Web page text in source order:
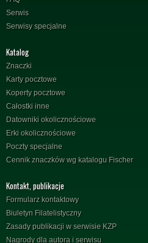
Serwis
Serwisy specjalne
Katalog
Znaczki
Karty pocztowe
Koperty pocztowe
Całostki inne
Datowniki okolicznościowe
Erki okolicznościowe
Poczty specjalne
Cennik znaczków wg katalogu Fischer
Kontakt, publikacje
Formularz kontaktowy
Biuletyn Filatelistyczny
Zasady publikacji w serwisie KZP
Nagrody dla autora i serwisu